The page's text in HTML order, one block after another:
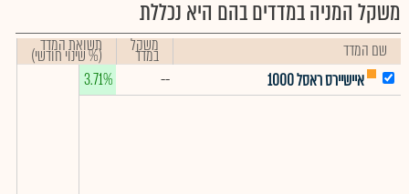
משקל המניה במדדים בהם היא נכללת
שם המדד משקל
במדד תשואת המדד
(% שינוי חודשי)
איישיירס ראסל 1000
--
3.71%